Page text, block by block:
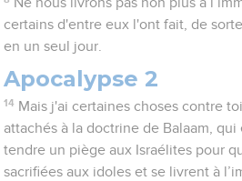
certains d'entre eux l'ont fait, de
en un seul jour.
Apocalypse 2
14 Mais j'ai certaines choses contre
attachés à la doctrine de Balaam, qui
tendre un piège aux Israélites pour
sacrifiées aux idoles et se livrent à